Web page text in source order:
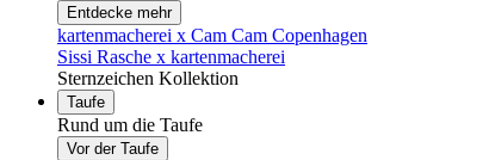
Entdecke mehr
kartenmacherei x Cam Cam Copenhagen
Sissi Rasche x kartenmacherei
Sternzeichen Kollektion
Taufe
Rund um die Taufe
Vor der Taufe